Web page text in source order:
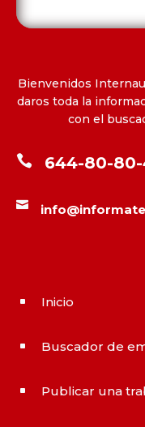
Bienvenidos
daros toda la
con el
 644-80-

^ Inicio
^ Buscador de
^ Publicar una